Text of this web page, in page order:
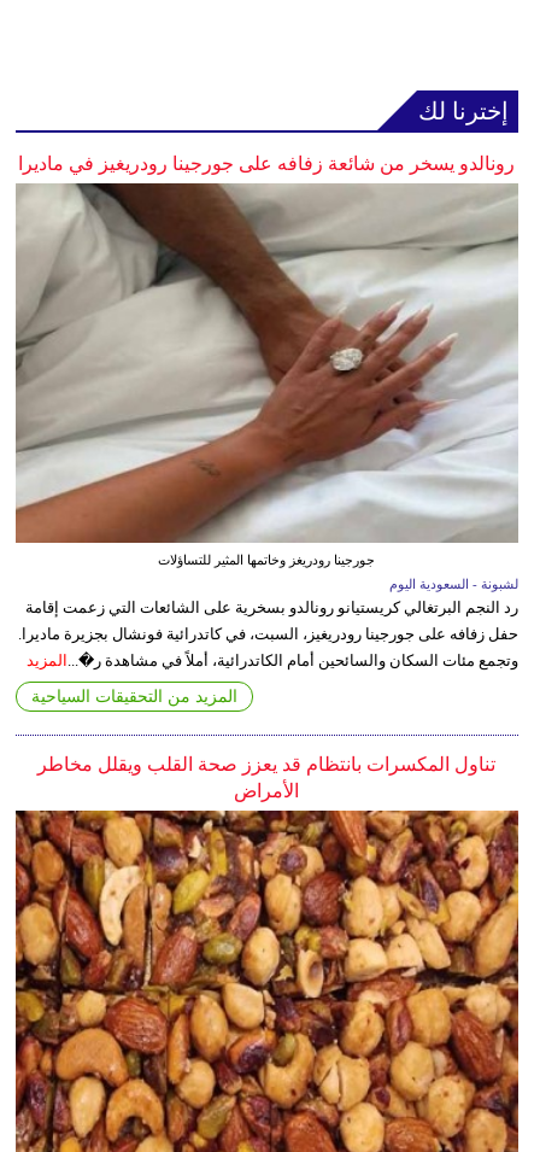
إخترنا لك
رونالدو يسخر من شائعة زفافه على جورجينا رودريغيز في ماديرا
جورجينا رودريغز وخاتمها المثير للتساؤلات
لشبونة - السعودية اليوم
رد النجم البرتغالي كريستيانو رونالدو بسخرية على الشائعات التي زعمت إقامة
حفل زفافه على جورجينا رودريغيز، السبت، في كاتدرائية فونشال بجزيرة ماديرا.
وتجمع مئات السكان والسائحين أمام الكاتدرائية، أملاً في مشاهدة ر�... المزيد
المزيد من التحقيقات السياحية
تناول المكسرات بانتظام قد يعزز صحة القلب ويقلل مخاطر
الأمراض